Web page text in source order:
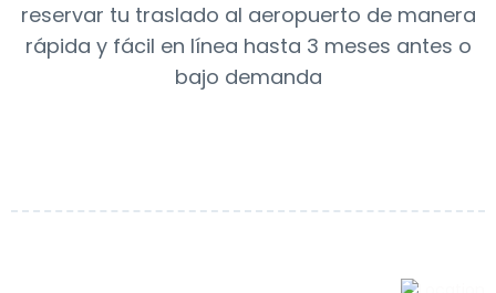
reservar tu traslado al aeropuerto de manera
rápida y fácil en línea hasta 3 meses antes o
bajo demanda